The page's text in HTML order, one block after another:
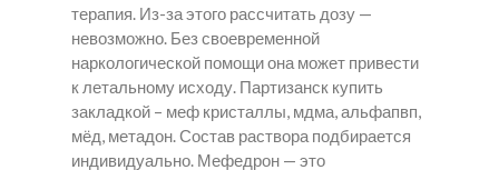
терапия. Из-за этого рассчитать дозу —
невозможно. Без своевременной
наркологической помощи она может привести
к летальному исходу. Партизанск купить
закладкой – меф кристаллы, мдма, альфапвп,
мёд, метадон. Состав раствора подбирается
индивидуально. Мефедрон — это